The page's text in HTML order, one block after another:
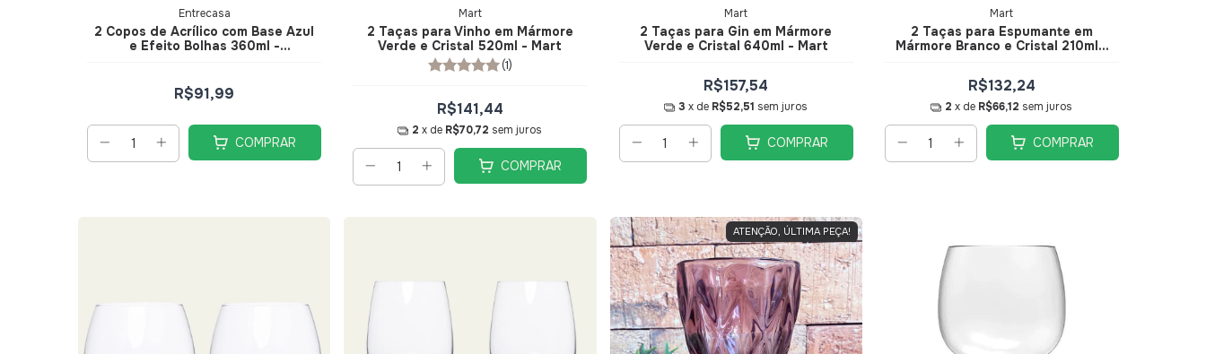
Entrecasa
2 Copos de Acrílico com Base Azul
e Efeito Bolhas 360ml -
R$91,99
COMPRAR
Mart
2 Taças para Vinho em Mármore
Verde e Cristal 520ml - Mart
(1)
R$141,44
2 x de R$70,72 sem juros
COMPRAR
Mart
2 Taças para Gin em Mármore
Verde e Cristal 640ml - Mart
R$157,54
3 x de R$52,51 sem juros
COMPRAR
Mart
2 Taças para Espumante em
Mármore Branco e Cristal 210ml -
R$132,24
2 x de R$66,12 sem juros
COMPRAR
ATENÇÃO, ÚLTIMA PEÇA!